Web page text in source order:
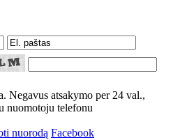
Negavus atsakymo per 24 val.,
nuomotoju telefonu
nuorodą Facebook